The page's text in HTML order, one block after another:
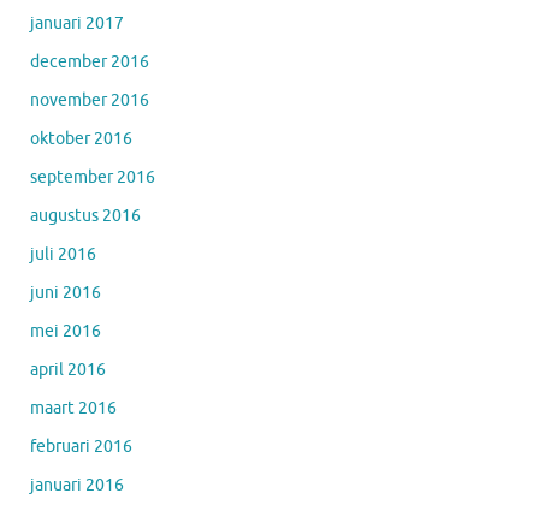
januari 2017
december 2016
november 2016
oktober 2016
september 2016
augustus 2016
juli 2016
juni 2016
mei 2016
april 2016
maart 2016
februari 2016
januari 2016